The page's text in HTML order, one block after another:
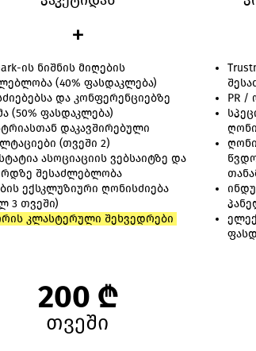
PR /
+
ის ნიშნის მიღების
(40% ფასდაკლება)
და კონფერენციებზე
(50% ფასდაკლება)
დაკავშირებული
(თვეში 2)
ასოციაციის ვებსაიტზე და
შესაძლებლობა
ექსკლუზიური ღონისძიება
3 თვეში)
კლასტერული შეხვედრები
200 ₾
თვეში